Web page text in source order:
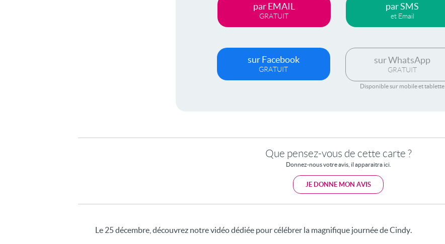
par EMAIL
GRATUIT
par SMS
et Email
sur Facebook
GRATUIT
sur WhatsApp
GRATUIT
Disponible sur mobile et tablette
Que pensez-vous de cette carte ?
Donnez-nous votre avis, il apparaitra ici.
JE DONNE MON AVIS
Le 25 décembre, découvrez notre vidéo dédiée pour célébrer la magnifique journée de Cindy.